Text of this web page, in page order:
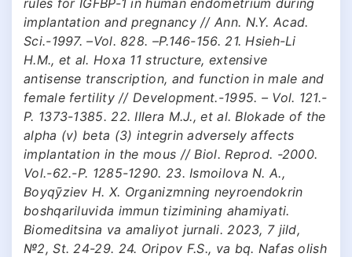
implantation and pregnancy // Ann. N.Y. Acad.
Sci.-1997. –Vol. 828. –P.146-156. 21. Hsieh-Li
H.M., et al. Hoxa 11 structure, extensive
antisense transcription, and function in male and
female fertility // Development.-1995. – Vol. 121.-
P. 1373-1385. 22. Illera M.J., et al. Blokade of the
alpha (v) beta (3) integrin adversely affects
implantation in the mous // Biol. Reprod. -2000.
Vol.-62.-P. 1285-1290. 23. Ismoilova N. A.,
Boyqӯziev H. X. Organizmning neyroendokrin
boshqariluvida immun tizimining ahamiyati.
Biomeditsina va amaliyot jurnali. 2023, 7 jild,
№2, St. 24-29. 24. Oripov F.S., va bq. Nafas olish